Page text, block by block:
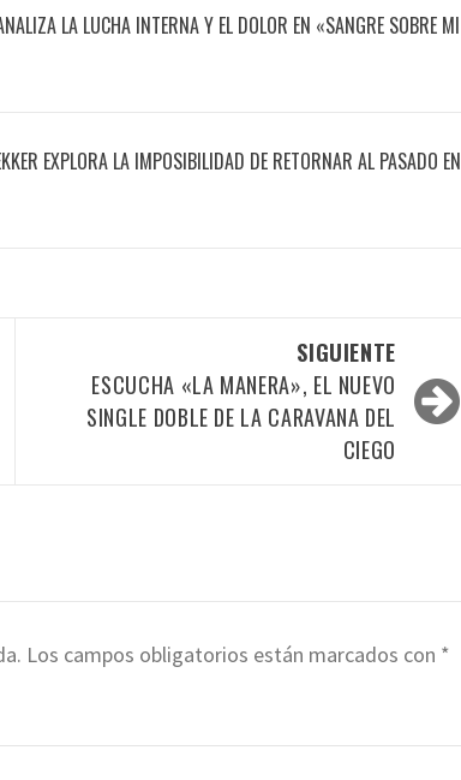
LA LUCHA INTERNA Y EL DOLOR EN «SANGRE SOBRE MI
EXPLORA LA IMPOSIBILIDAD DE RETORNAR AL PASADO EN
SIGUIENTE
ESCUCHA «LA MANERA», EL NUEVO
SINGLE DOBLE DE LA CARAVANA DEL
CIEGO
Los campos obligatorios están marcados con *